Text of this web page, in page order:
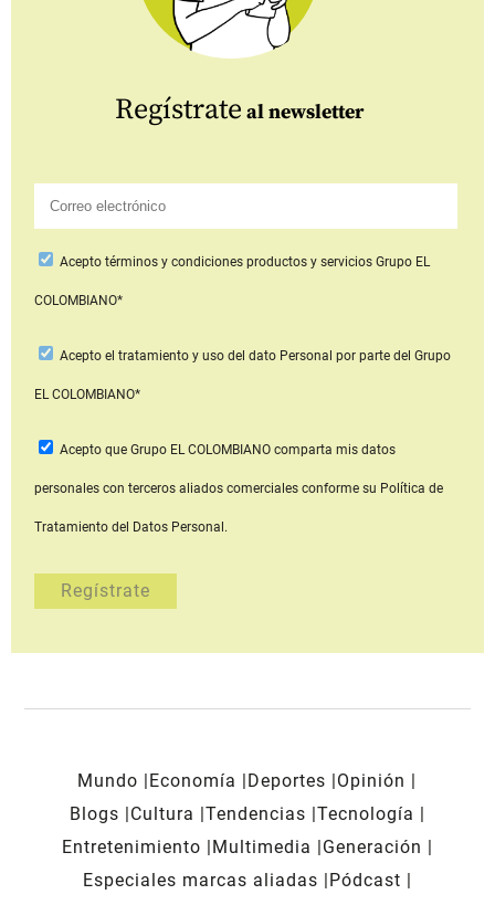
Regístrate al newsletter
Aceptotérminos y condiciones productos y serviciosGrupo EL
COLOMBIANO*
Acepto el tratamiento y uso del dato Personal por parte del Grupo
EL COLOMBIANO*
Acepto que Grupo EL COLOMBIANOcomparta mis datos
personales con terceros aliados comerciales conforme su Política de
Tratamiento del Datos Personal.
Mundo Economía Deportes
Opinión
Blogs
Cultura Tendencias Tecnología
Entretenimiento
Multimedia
Generación
Especiales marcas aliadas
Pódcast